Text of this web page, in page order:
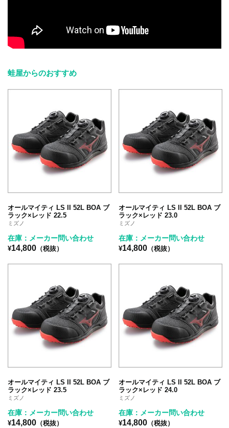
蛙屋からのおすすめ
オールマイティ LS II 52L BOA ブ
ラック×レッド 22.5
ミズノ
在庫：メーカー問い合わせ
¥14,800 （税抜）
オールマイティ LS II 52L BOA ブ
ラック×レッド 23.0
ミズノ
在庫：メーカー問い合わせ
¥14,800 （税抜）
オールマイティ LS II 52L BOA ブ
ラック×レッド 23.5
ミズノ
在庫：メーカー問い合わせ
¥14,800 （税抜）
オールマイティ LS II 52L BOA ブ
ラック×レッド 24.0
ミズノ
在庫：メーカー問い合わせ
¥14,800 （税抜）